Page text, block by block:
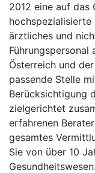
2012 eine auf das
ärztliches und
Führungspersonal
Österreich und
passende Stelle
Berücksichtigung
zielgerichtet
erfahrenen
gesamtes
Sie von über 10
Gesundheitswesen.